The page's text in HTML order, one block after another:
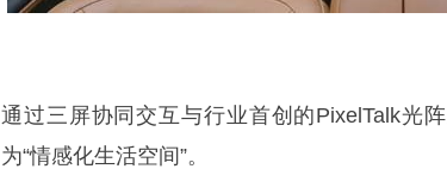
通过三屏协同交互与行业首创的PixelTalk光
为“情感化生活空间”。